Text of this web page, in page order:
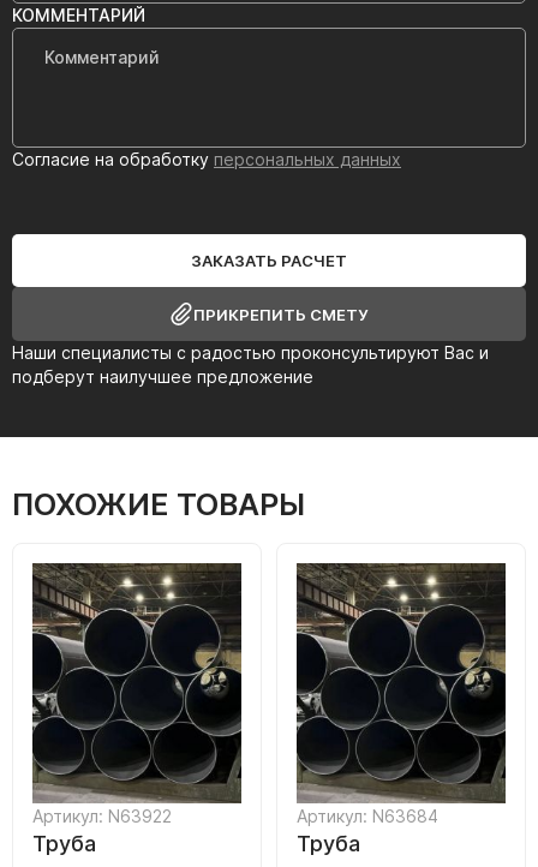
Наши специалисты с радостью проконсультируют Вас и
подберут наилучшее предложение
КОММЕНТАРИЙ
Согласие на обработку персональных данных
ЗАКАЗАТЬ РАСЧЕТ
ПРИКРЕПИТЬ СМЕТУ
ПОХОЖИЕ ТОВАРЫ
Артикул: N63922
Труба
Артикул: N63684
Труба